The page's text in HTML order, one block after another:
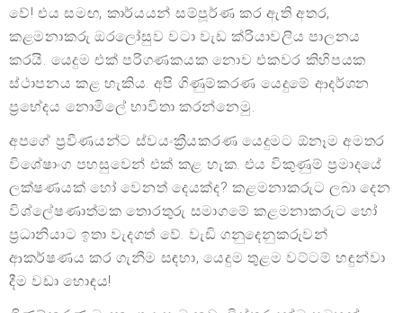
වේ! එය සමඟ, කාර්යයන් සම්පූර්ණ කර ඇති අතර,
කළමනාකරු ඔරලෝසුව වටා වැඩ ක්රියාවලිය පාලනය
කරයි. යෙදුම එක් පරිගණකයක නොව එකවර කිහිපයක
ස්ථාපනය කළ හැකිය. අපි ගිණුම්කරණ යෙදුමේ ආදර්ශන
ප්‍රභේදය නොමිලේ භාවිතා කරන්නෙමු.
අපගේ ප්‍රවීණයන්ට ස්වයංක්‍රීයකරණ යෙදුමට ඕනෑම අමතර
විශේෂාංග පහසුවෙන් එක් කළ හැක. එය විකුණුම් ප්‍රමාදයේ
ලක්ෂණයක් හෝ වෙනත් දෙයක්ද? කළමනාකරුට ලබා දෙන
විශ්ලේෂණාත්මක තොරතුරු සමාගමේ කළමනාකරුට හෝ
ප්‍රධානියාට ඉතා වැදගත් වේ. වැඩි ගනුදෙනුකරුවන්
ආකර්ෂණය කර ගැනීම සඳහා, යෙදුම තුළම වට්ටම් හඳුන්වා
දීම වඩා හොඳය!